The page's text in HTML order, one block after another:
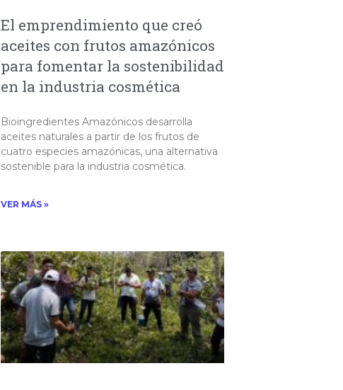
El emprendimiento que creó
aceites con frutos amazónicos
para fomentar la sostenibilidad
en la industria cosmética
Bioingredientes Amazónicos desarrolla
aceites naturales a partir de los frutos de
cuatro especies amazónicas, una alternativa
sostenible para la industria cosmética.
VER MÁS »